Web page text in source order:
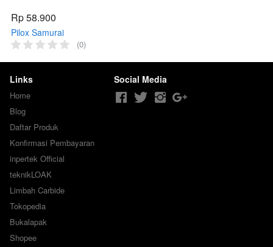
Rp 58.900
Pilox Samurai
KPP*** PLASTIC
KPP*** Cat Semprot
KPP
(0)
Links
Home
Blog
Daftar Produk
Konfirmasi Pembayaran
inpertek Official
teknikLOAK
Limbah Carbide
Tokopedia
Bukalapak
Shopee
Social Media